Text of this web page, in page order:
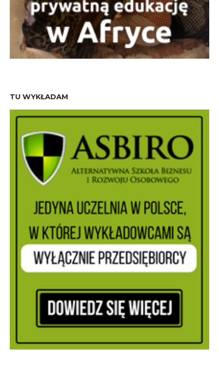
TU WYKŁADAM